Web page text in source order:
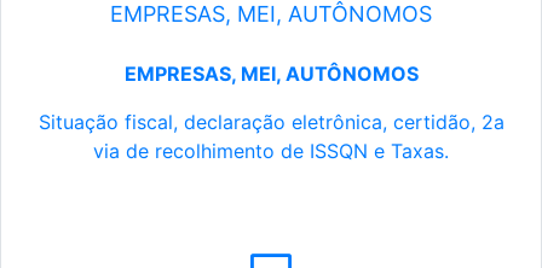
EMPRESAS, MEI, AUTÔNOMOS
EMPRESAS, MEI, AUTÔNOMOS
Situação fiscal, declaração eletrônica, certidão, 2a
via de recolhimento de ISSQN e Taxas.